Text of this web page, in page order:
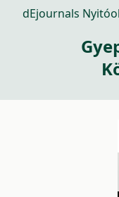
dEjournals